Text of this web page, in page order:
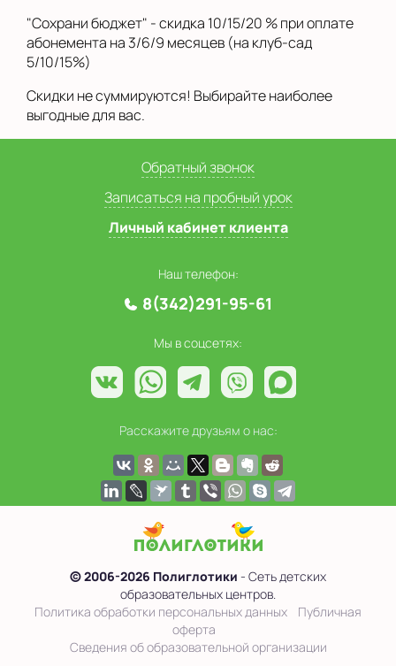
"Сохрани бюджет" - скидка 10/15/20 % при оплате
абонемента на 3/6/9 месяцев (на клуб-сад
5/10/15%)
Скидки не суммируются! Выбирайте наиболее
выгодные для вас.
Обратный звонок
Записаться на пробный урок
Личный кабинет клиента
Наш телефон:
8(342)291-95-61
Мы в соцсетях:
Расскажите друзьям о нас:
© 2006-2026 Полиглотики - Сеть детских
образовательных центров.
Политика обработки персональных данных
Публичная
оферта
Сведения об образовательной организации